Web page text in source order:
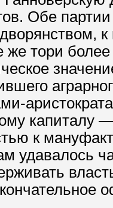
Обе
же тори
капиталу
к
удавалось